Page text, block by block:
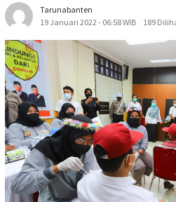
Tarunabanten
19 Januari 2022 - 06:58 WIB
189